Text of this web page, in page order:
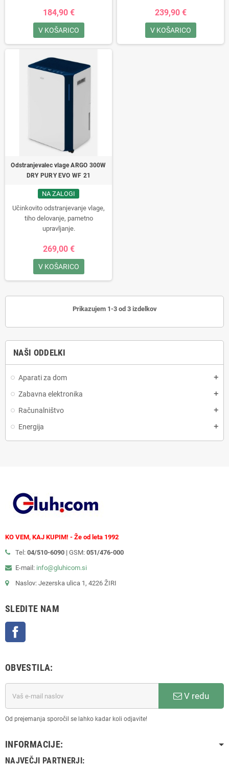
NAŠI ODDELKI
Aparati za dom add
Zabavna elektronika add
Računalništvo add
Energija add
184,90 €
V KOŠARICO
239,90 €
V KOŠARICO
Odstranjevalec vlage ARGO 300W
DRY PURY EVO WF 21
NA ZALOGI
Učinkovito odstranjevanje vlage,
tiho delovanje, pametno
upravljanje.
269,00 €
V KOŠARICO
Prikazujem 1-3 od 3 izdelkov
KO VEM, KAJ KUPIM! - Že od leta 1992
Tel: 04/510-6090 | GSM: 051/476-000
E-mail: info@gluhicom.si
Naslov: Jezerska ulica 1, 4226 ŽIRI
SLEDITE NAM
OBVESTILA:
V redu
Od prejemanja sporočil se lahko kadar koli odjavite!
INFORMACIJE:
NAJVEČJI PARTNERJI: